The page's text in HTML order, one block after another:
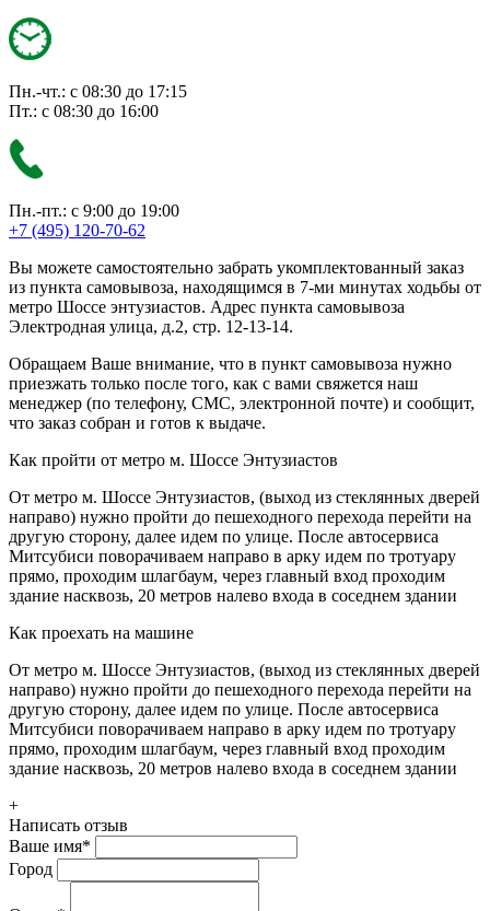
Пн.-чт.: с 08:30 до 17:15
Пт.: с 08:30 до 16:00
Пн.-пт.: с 9:00 до 19:00
+7 (495) 120-70-62
Вы можете самостоятельно забрать укомплектованный заказ
из пункта самовывоза, находящимся в 7-ми минутах ходьбы от
метро Шоссе энтузиастов. Адрес пункта самовывоза
Электродная улица, д.2, стр. 12-13-14.
Обращаем Ваше внимание, что в пункт самовывоза нужно
приезжать только после того, как с вами свяжется наш
менеджер (по телефону, СМС, электронной почте) и сообщит,
что заказ собран и готов к выдаче.
Как пройти от метро м. Шоссе Энтузиастов
От метро м. Шоссе Энтузиастов, (выход из стеклянных дверей
направо) нужно пройти до пешеходного перехода перейти на
другую сторону, далее идем по улице. После автосервиса
Митсубиси поворачиваем направо в арку идем по тротуару
прямо, проходим шлагбаум, через главный вход проходим
здание насквозь, 20 метров налево входа в соседнем здании
Как проехать на машине
От метро м. Шоссе Энтузиастов, (выход из стеклянных дверей
направо) нужно пройти до пешеходного перехода перейти на
другую сторону, далее идем по улице. После автосервиса
Митсубиси поворачиваем направо в арку идем по тротуару
прямо, проходим шлагбаум, через главный вход проходим
здание насквозь, 20 метров налево входа в соседнем здании
+
Написать отзыв
Ваше имя*
Город